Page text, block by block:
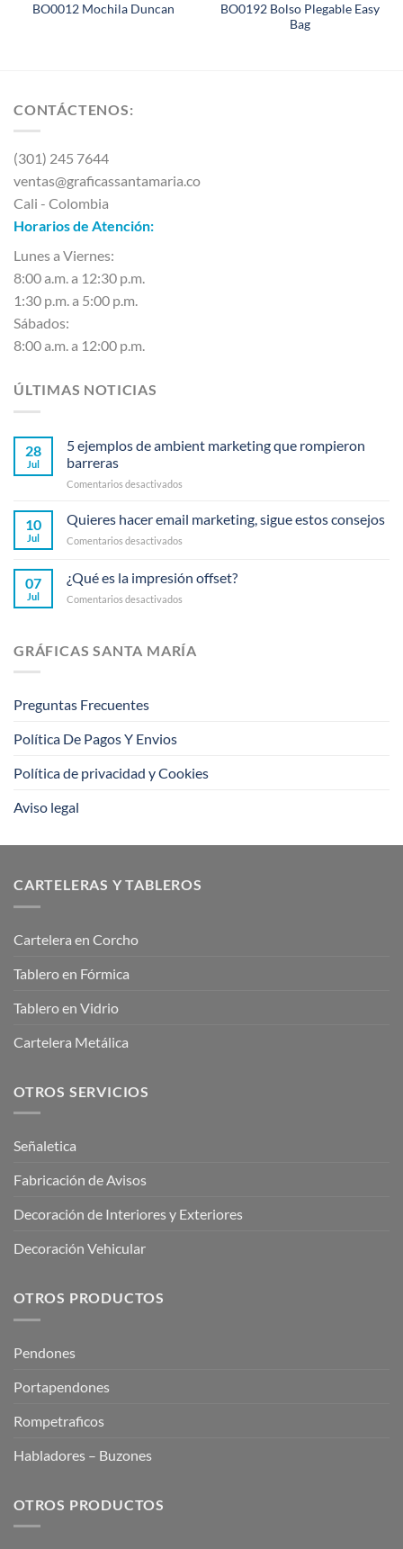
BO0012 Mochila Duncan
BO0192 Bolso Plegable Easy
Bag
CONTÁCTENOS:
(301) 245 7644
ventas@graficassantamaria.co
Cali - Colombia
Horarios de Atención:
Lunes a Viernes:
8:00 a.m. a 12:30 p.m.
1:30 p.m. a 5:00 p.m.
Sábados:
8:00 a.m. a 12:00 p.m.
ÚLTIMAS NOTICIAS
28
Jul
5 ejemplos de ambient marketing que rompieron
barreras
Comentarios desactivados
ejemplos
de
ambient
que
barreras
10
Jul
Quieres hacer email marketing, sigue estos consejos
Comentarios desactivados
email
marketing,
consejos
07
Jul
¿Qué es la impresión offset?
Comentarios desactivados
la
impresión
GRÁFICAS SANTA MARÍA
Preguntas Frecuentes
Política De Pagos Y Envios
Política de privacidad y Cookies
Aviso legal
CARTELERAS Y TABLEROS
Cartelera en Corcho
Tablero en Fórmica
Tablero en Vidrio
Cartelera Metálica
OTROS SERVICIOS
Señaletica
Fabricación de Avisos
Decoración de Interiores y Exteriores
Decoración Vehicular
OTROS PRODUCTOS
Pendones
Portapendones
Rompetraficos
Habladores – Buzones
OTROS PRODUCTOS